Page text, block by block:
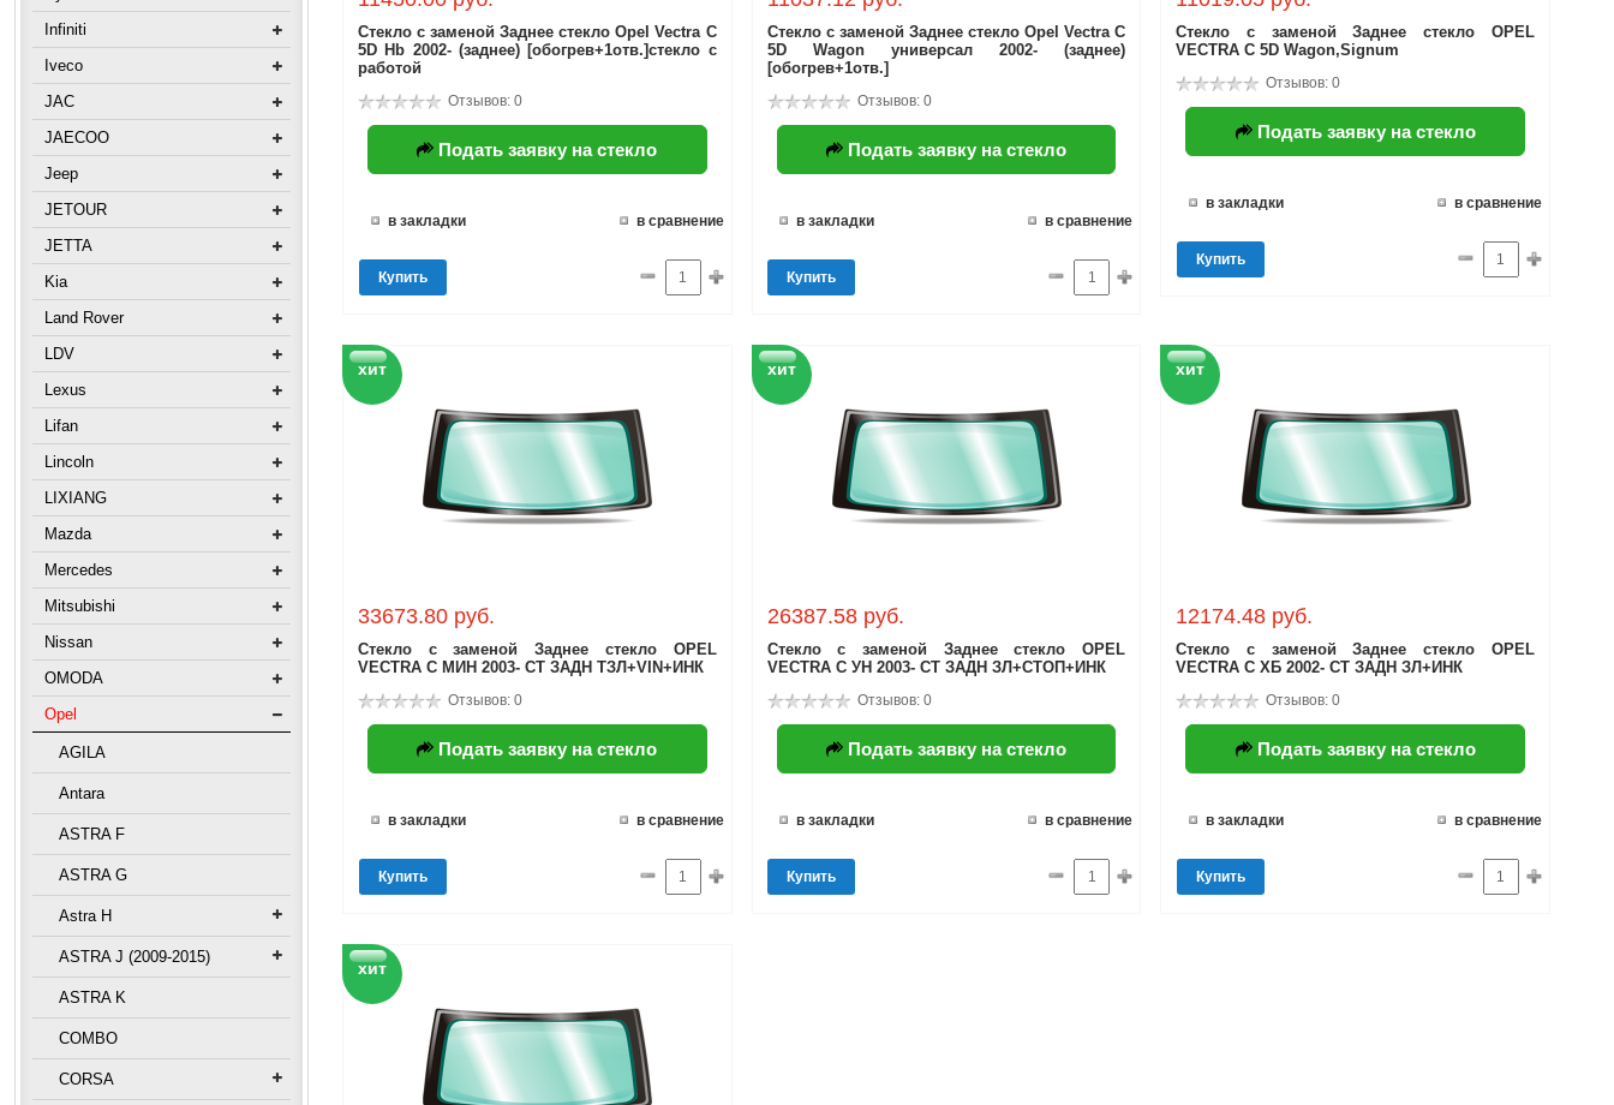
Infiniti
Iveco
JAC
JAECOO
Jeep
JETOUR
JETTA
Kia
Land Rover
LDV
Lexus
Lifan
Lincoln
LIXIANG
Mazda
Mercedes
Mitsubishi
Nissan
OMODA
Opel
AGILA
Antara
ASTRA F
ASTRA G
Astra H
ASTRA J (2009-2015)
ASTRA K
COMBO
CORSA
Стекло с заменой Заднее стекло Opel Vectra C
5D Hb 2002- (заднее) [обогрев+1отв.]стекло с
работой
Отзывов: 0
Подать заявку на стекло
в закладки в сравнение
Купить
Стекло с заменой Заднее стекло Opel Vectra C
5D Wagon универсал 2002- (заднее)
[обогрев+1отв.]
Отзывов: 0
Подать заявку на стекло
в закладки в сравнение
Купить
Стекло с заменой Заднее стекло OPEL
VECTRA C 5D Wagon,Signum
Отзывов: 0
Подать заявку на стекло
в закладки в сравнение
Купить
хит
33673.80 руб.
Стекло с заменой Заднее стекло OPEL
VECTRA C МИН 2003- СТ ЗАДН ТЗЛ+VIN+ИНК
Отзывов: 0
Подать заявку на стекло
в закладки в сравнение
Купить
хит
26387.58 руб.
Стекло с заменой Заднее стекло OPEL
VECTRA C УН 2003- СТ ЗАДН ЗЛ+СТОП+ИНК
Отзывов: 0
Подать заявку на стекло
в закладки в сравнение
Купить
хит
12174.48 руб.
Стекло с заменой Заднее стекло OPEL
VECTRA C ХБ 2002- СТ ЗАДН ЗЛ+ИНК
Отзывов: 0
Подать заявку на стекло
в закладки в сравнение
Купить
хит